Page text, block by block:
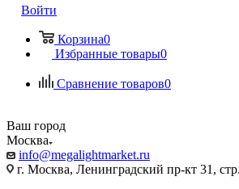
Войти
Корзина0
Избранные товары0
Сравнение товаров0
Ваш город
Москва
info@megalightmarket.ru
г. Москва, Ленинградский пр-кт 31,